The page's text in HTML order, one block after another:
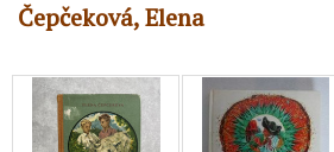
Čepčeková, Elena